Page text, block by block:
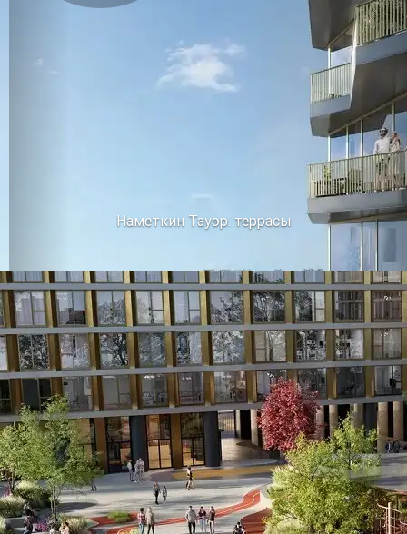
Наметкин Тауэр. террасы